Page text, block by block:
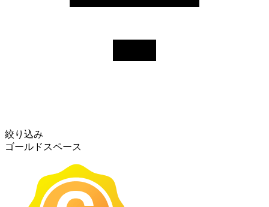
絞り込み
ゴールドスペース